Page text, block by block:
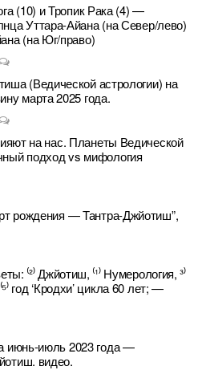
(10) и Тропик Рака (4) —
Уттара-Айана (на Север/лево)
(на Юг/право)
(Ведической астрологии) на
марта 2025 года.
на нас. Планеты Ведической
подход vs мифология
рождения — Тантра-Джйотиш”,
⁽²⁾ Джйотиш, ⁽¹⁾ Нумерология, ³⁾
год ‘Кродхи’ цикла 60 лет; —
июнь-июль 2023 года —
видео.